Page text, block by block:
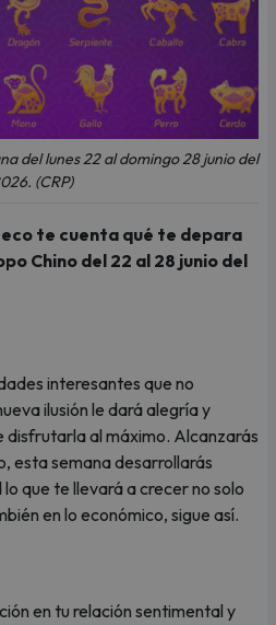
del lunes 22 al domingo 28 junio del
(CRP)
te cuenta qué te depara
Chino del 22 al 28 junio del
interesantes que no
ilusión le dará alegría y
disfrutarla al máximo. Alcanzarás
esta semana desarrollarás
que te llevará a crecer no solo
en lo económico, sigue así.
en tu relación sentimental y